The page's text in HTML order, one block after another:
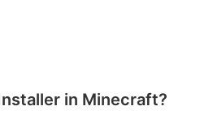
in Minecraft?